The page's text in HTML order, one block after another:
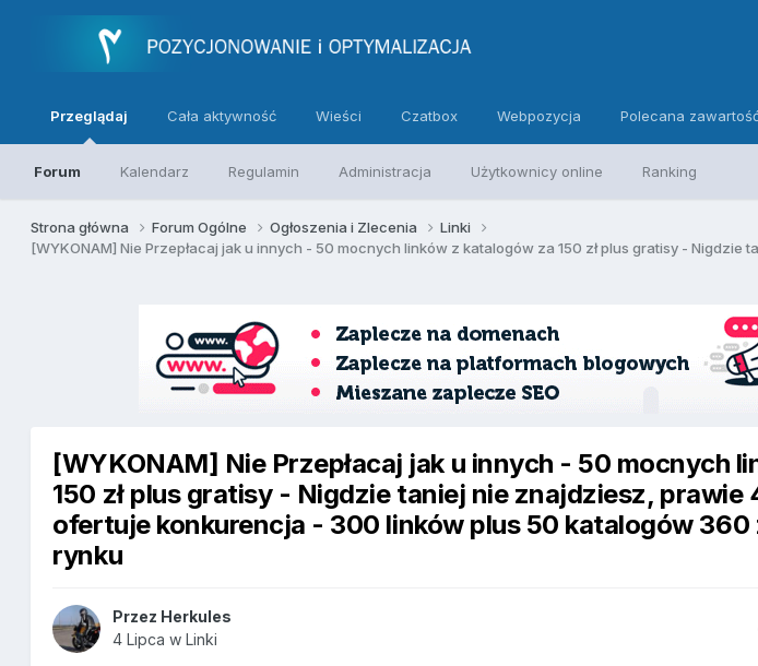
Przeglądaj
Forum Kalendarz Regulamin Administracja Użytkownicy online Ranking
Cała aktywność Wieści Czatbox Webpozycja Polecana
Strona główna Forum Ogólne Ogłoszenia i Zlecenia
Linki
[WYKONAM] Nie Przepłacaj jak u innych - 50 mocnych
150 zł plus gratisy - Nigdzie taniej nie znajdziesz, prawie
ofertuje konkurencja - 300 linków plus 50 katalogów 360
rynku
Przez Herkules
4 Lipca wLinki